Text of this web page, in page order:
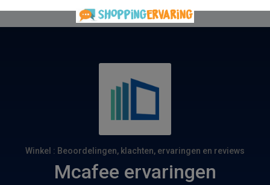
Winkel : Beoordelingen, klachten, ervaringen en reviews
Mcafee ervaringen